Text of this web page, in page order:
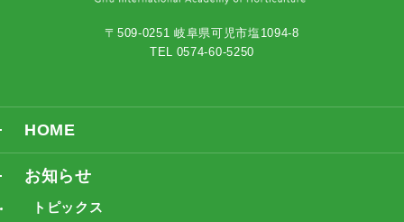
〒509-0251 岐阜県可児市塩1094-8
TEL 0574-60-5250
HOME
お知らせ
トピックス